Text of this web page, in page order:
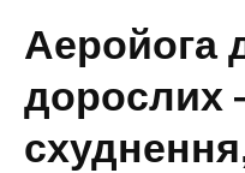
Аеройога
дорослих